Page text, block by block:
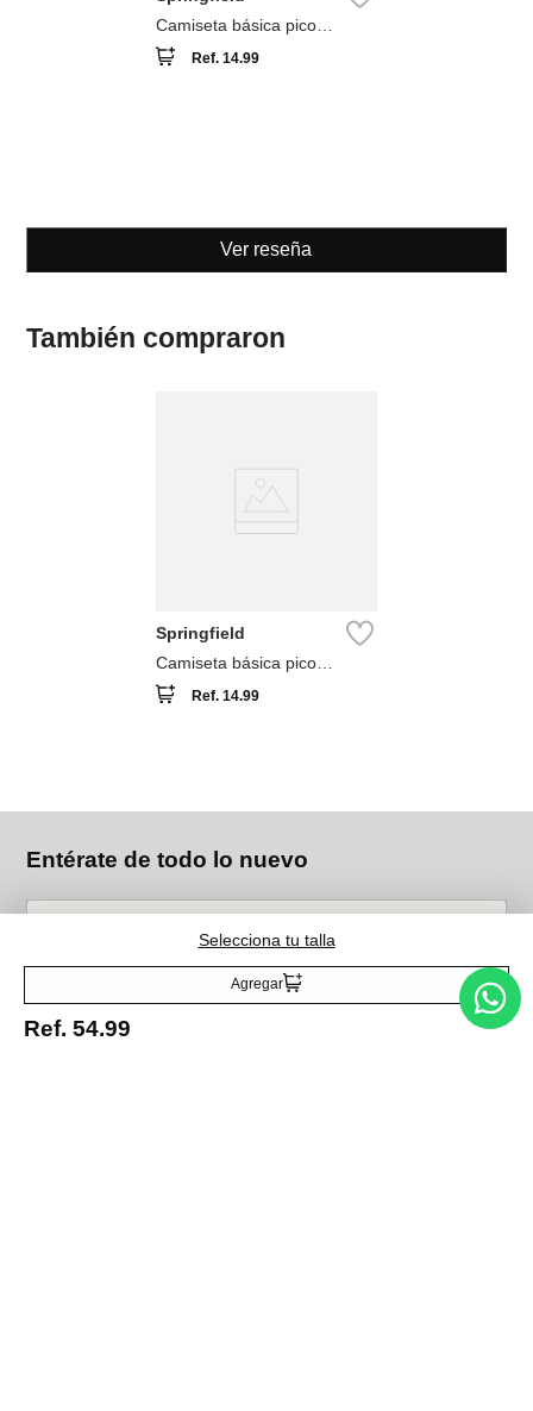
Selecciona tu talla
Agregar
Ref. 54.99
Camiseta básica pico
algodón lycra
Ref. 14.99
Ver reseña
También compraron
Springfield
Camiseta básica pico
algodón lycra
Ref. 14.99
Entérate de todo lo nuevo
Acepto la política de tratamiento de datos personales Suscribirse
Acerca de nosotros